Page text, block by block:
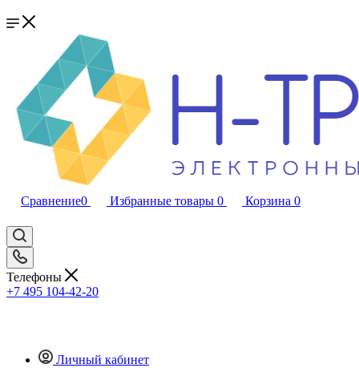
Сравнение0 Избранные товары 0 Корзина 0
Телефоны
+7 495 104-42-20
Личный кабинет